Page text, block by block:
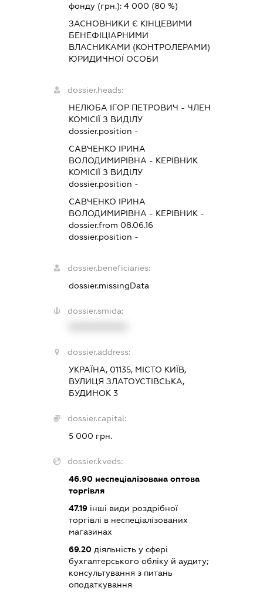
фонду (грн.): 4 000 (80 %)
ЗАСНОВНИКИ Є КІНЦЕВИМИ
БЕНЕФІЦІАРНИМИ
ВЛАСНИКАМИ (КОНТРОЛЕРАМИ)
ЮРИДИЧНОЇ ОСОБИ
dossier.heads:
НЕЛЮБА ІГОР ПЕТРОВИЧ - ЧЛЕН
КОМІСІЇ З ВИДІЛУ
dossier.position -
САВЧЕНКО ІРИНА
ВОЛОДИМИРІВНА - КЕРІВНИК
КОМІСІЇ З ВИДІЛУ
dossier.position -
САВЧЕНКО ІРИНА
ВОЛОДИМИРІВНА - КЕРІВНИК-
dossier.from 08.06.16
dossier.position -
dossier.beneficiaries:
dossier.missingData
dossier.smida:
dossier.address:
УКРАЇНА, 01135, МІСТО КИЇВ,
ВУЛИЦЯ ЗЛАТОУСТІВСЬКА,
БУДИНОК 3
dossier.capital:
5 000 грн.
dossier.kveds:
46.90неспеціалізована оптова
торгівля
47.19інші види роздрібної
торгівлі в неспеціалізованих
магазинах
69.20діяльність у сфері
бухгалтерського обліку й аудиту;
консультування з питань
оподаткування